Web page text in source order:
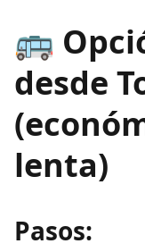
🚌
desde
lenta)
Pasos: